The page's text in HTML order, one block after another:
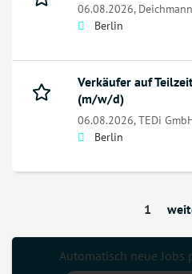
06.08.2026,
Berlin
Verkäufer auf
(m/w/d)
06.08.2026,TEDi
Berlin
1
Automatisch neue Jobs